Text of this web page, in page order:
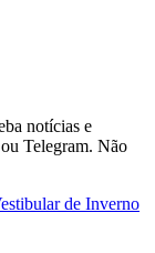
notícias e
Telegram. Não